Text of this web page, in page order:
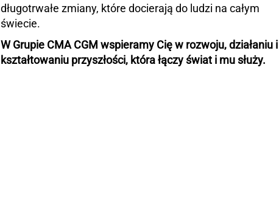
długotrwałe zmiany, które docierają do ludzi na całym
świecie.
W Grupie CMA CGM wspieramy Cię w rozwoju, działaniu i
kształtowaniu przyszłości, która łączy świat i mu służy.